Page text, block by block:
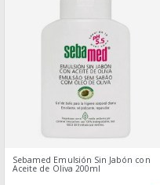
Sebamed Emulsión Sin Jabón con
Aceite de Oliva 200ml